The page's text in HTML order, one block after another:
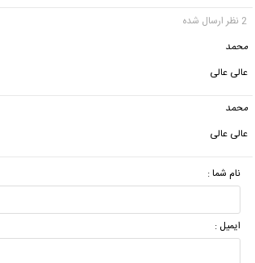
2 نظر ارسال شده
محمد
عالی عالی
محمد
عالی عالی
نام شما :
ایمیل :